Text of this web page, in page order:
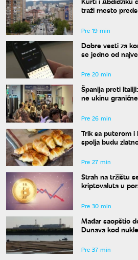
traži mesto
Pre 19 min
Dobre vesti za
se jedno od
Pre 20 min
Španija preti
ne ukinu
Pre 26 min
Trik sa puterom i
spolja budu
Pre 27 min
Strah na tržištu
kriptovaluta u
Pre 30 min
Mađar saopštio
Dunava kod
Pre 37 min